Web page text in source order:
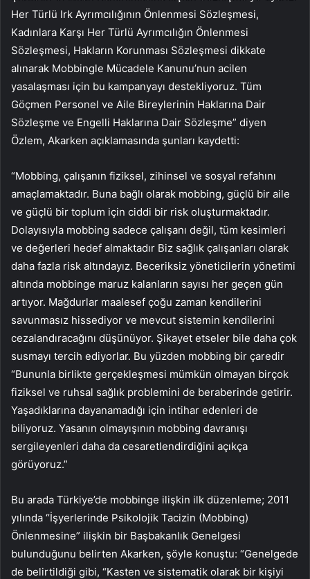
Her Türlü Irk Ayrımcılığının Önlenmesi Sözleşmesi,
Kadınlara Karşı Her Türlü Ayrımcılığın Önlenmesi
Sözleşmesi, Hakların Korunması Sözleşmesi dikkate
alınarak Mobbingle Mücadele Kanunu’nun acilen
yasalaşması için bu kampanyayı destekliyoruz. Tüm
Göçmen Personel ve Aile Bireylerinin Haklarına Dair
Sözleşme ve Engelli Haklarına Dair Sözleşme” diyen
Özlem, Akarken açıklamasında şunları kaydetti:
“Mobbing, çalışanın fiziksel, zihinsel ve sosyal refahını
amaçlamaktadır. Buna bağlı olarak mobbing, güçlü bir aile
ve güçlü bir toplum için ciddi bir risk oluşturmaktadır.
Dolayısıyla mobbing sadece çalışanı değil, tüm kesimleri
ve değerleri hedef almaktadır ​​Biz sağlık çalışanları olarak
daha fazla risk altındayız. Beceriksiz yöneticilerin yönetimi
altında mobbinge maruz kalanların sayısı her geçen gün
artıyor. Mağdurlar maalesef çoğu zaman kendilerini
savunmasız hissediyor ve mevcut sistemin kendilerini
cezalandıracağını düşünüyor. Şikayet etseler bile daha çok
susmayı tercih ediyorlar. Bu yüzden mobbing bir çaredir
“Bununla birlikte gerçekleşmesi mümkün olmayan birçok
fiziksel ve ruhsal sağlık problemini de beraberinde getirir.
Yaşadıklarına dayanamadığı için intihar edenleri de
biliyoruz. Yasanın olmayışının mobbing davranışı
sergileyenleri daha da cesaretlendirdiğini açıkça
görüyoruz.”
Bu arada Türkiye’de mobbinge ilişkin ilk düzenleme; 2011
yılında “İşyerlerinde Psikolojik Tacizin (Mobbing)
Önlenmesine” ilişkin bir Başbakanlık Genelgesi
bulunduğunu belirten Akarken, şöyle konuştu: “Genelgede
de belirtildiği gibi, “Kasten ve sistematik olarak bir kişiyi